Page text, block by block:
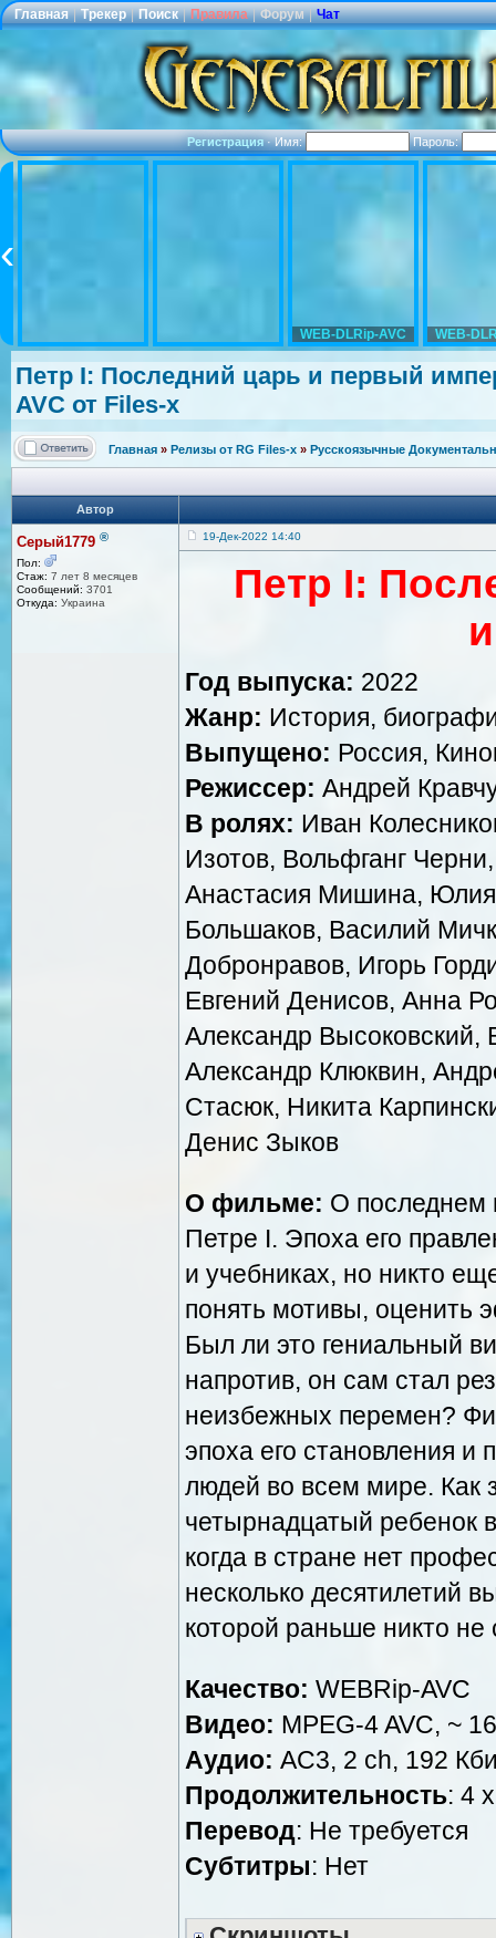
Главная | Трекер | Поиск | Правила | Форум | Чат
Регистрация·Имя: Пароль:
WEB-DLRip-AVC WEB-
Петр I: Последний царь и первый
AVC от Files-x
Главная » Релизы от RG Files-x » Русскоязычные
Автор
Серый1779 ®
Пол:
Стаж: 7 лет 8 месяцев
Сообщений: 3701
Откуда: Украина
19-Дек-2022 14:40
Петр I:
Год выпуска: 2022
Жанр: История,
Выпущено: Россия,
Режиссер: Андрей
В ролях: Иван
Изотов, Вольфганг
Анастасия Мишина,
Большаков, Василий
Добронравов, Игорь
Евгений Денисов, Анна
Александр Высоковский,
Александр Клюквин,
Стасюк, Никита
Денис Зыков
О фильме: О последнем
Петре I. Эпоха его
и учебниках, но никто
понять мотивы, оценить
Был ли это гениальный
напротив, он сам стал
неизбежных перемен?
эпоха его становления и
людей во всем мире. Как
четырнадцатый ребенок
когда в стране нет
несколько десятилетий
которой раньше никто не
Качество: WEBRip-AVC
Видео: MPEG-4 AVC, ~
Аудио: AC3, 2 ch, 192
Продолжительность: 4
Перевод: Не требуется
Cубтитры: Нет